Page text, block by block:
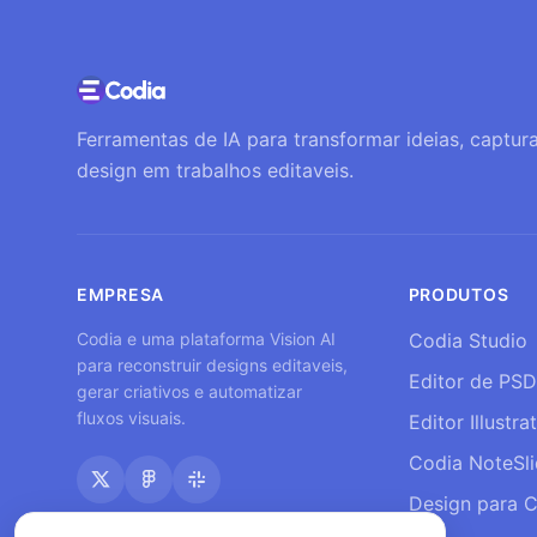
Ferramentas de IA para transformar ideias,
design em trabalhos editaveis.
EMPRESA
Codia e uma plataforma Vision AI
para reconstruir designs editaveis,
gerar criativos e automatizar
fluxos visuais.
PRODUTOS
Codia Studio
Editor de
Editor
Codia
Design para